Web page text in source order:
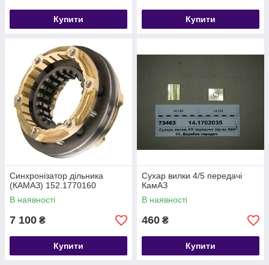
Купити Купити
Синхронізатор дільника
(КАМАЗ) 152.1770160
В наявності
7 100 ₴
Купити
Сухар вилки 4/5 передачі
КамАЗ
В наявності
460 ₴
Купити